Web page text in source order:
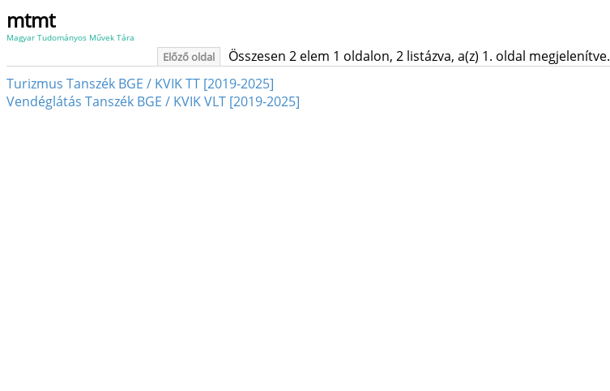
mtmt
Magyar Tudományos Művek Tára
Előző oldal Összesen 2 elem 1 oldalon, 2 listázva, a(z) 1. oldal megjelenítve.
Turizmus Tanszék BGE / KVIK TT [2019-2025]
Vendéglátás Tanszék BGE / KVIK VLT [2019-2025]